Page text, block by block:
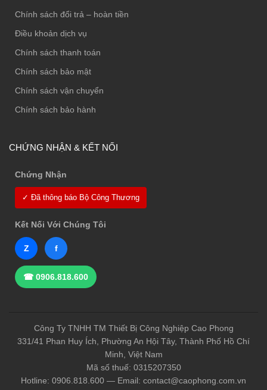
Chính sách đổi trả – hoàn tiền
Điều khoản dịch vụ
Chính sách thanh toán
Chính sách bảo mật
Chính sách vận chuyển
Chính sách bảo hành
CHỨNG NHẬN & KẾT NỐI
Chứng Nhận
✓ Đã thông báo Bộ Công Thương
Kết Nối Với Chúng Tôi
Z f
☎ 0906.818.600
Công Ty TNHH TM Thiết Bị Công Nghiệp Cao Phong
331/41 Phan Huy Ích, Phường An Hội Tây, Thành Phố Hồ Chí
Minh, Việt Nam
Mã số thuế: 0315207350
Hotline: 0906.818.600 — Email: contact@caophong.com.vn